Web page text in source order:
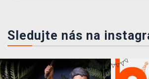
Sledujte nás na